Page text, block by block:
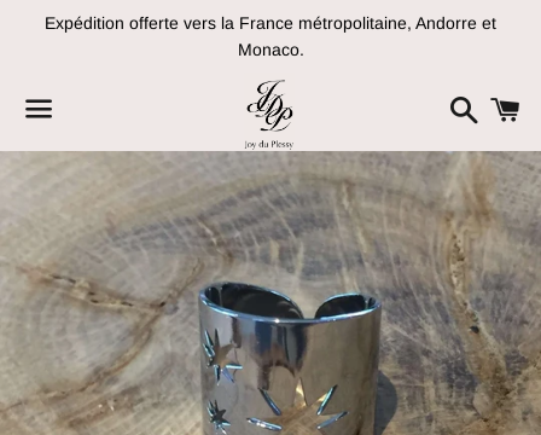
Expédition offerte vers la France métropolitaine, Andorre et
Monaco.